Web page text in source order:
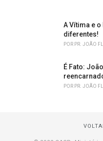
A Vítima e
diferentes!
POR PR. JOÃO
É Fato:
POR PR. JOÃO